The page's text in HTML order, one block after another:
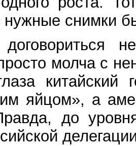
нужные снимки
молча с
яйцом», а
до